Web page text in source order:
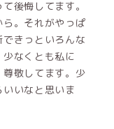
後悔してます。
。それがやっぱ
きっといろんな
なくとも私に
敬してます。少
いなと思いま